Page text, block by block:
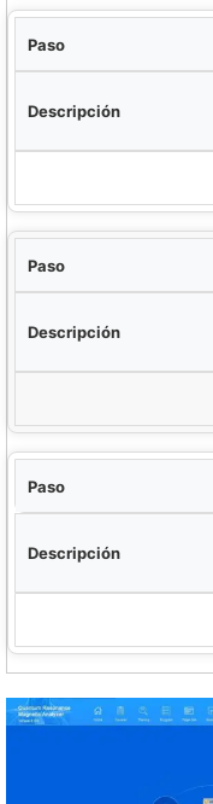
El software compara
más
Creación
El sistema sugiere
en